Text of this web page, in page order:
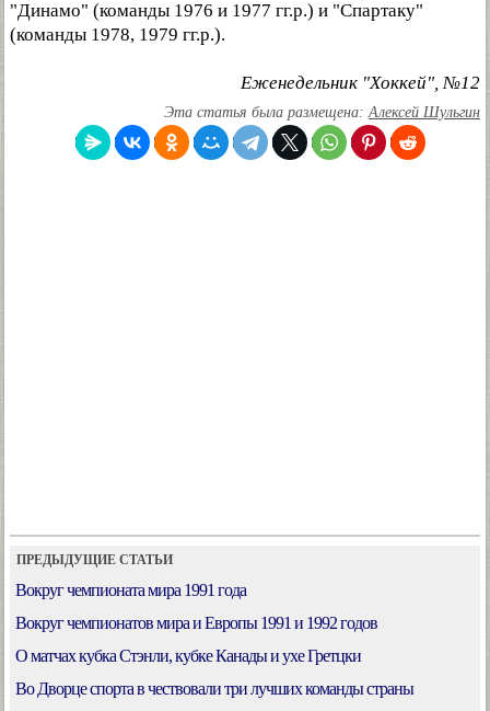
"Динамо" (команды 1976 и 1977 гг.р.) и "Спартаку"
(команды 1978, 1979 гг.р.).
Еженедельник "Хоккей", №12
Эта статья была размещена:Алексей Шульгин
ПРЕДЫДУЩИЕ СТАТЬИ
Вокруг чемпионата мира 1991 года
Вокруг чемпионатов мира и Европы 1991 и 1992 годов
О матчах кубка Стэнли, кубке Канады и ухе Гретцки
Во Дворце спорта в чествовали три лучших команды страны